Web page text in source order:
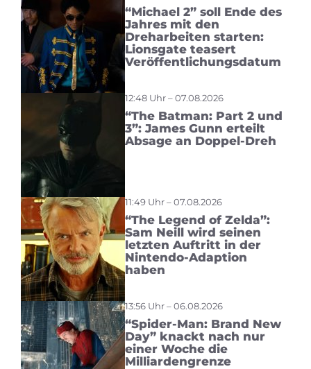
“Michael 2” soll Ende des
Jahres mit den
Dreharbeiten starten:
Lionsgate teasert
Veröffentlichungsdatum
12:48 Uhr – 07.08.2026
“The Batman: Part 2 und
3”: James Gunn erteilt
Absage an Doppel-Dreh
11:49 Uhr – 07.08.2026
“The Legend of Zelda”:
Sam Neill wird seinen
letzten Auftritt in der
Nintendo-Adaption
haben
13:56 Uhr – 06.08.2026
“Spider-Man: Brand New
Day” knackt nach nur
einer Woche die
Milliardengrenze